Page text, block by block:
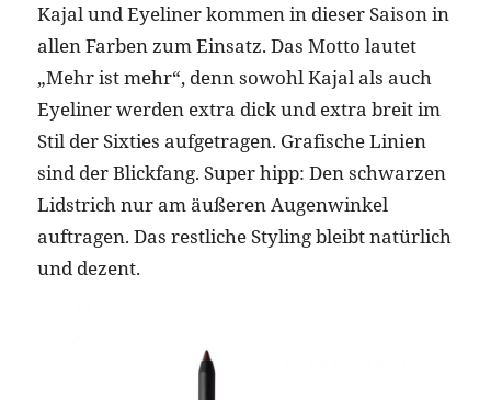
Kajal und Eyeliner kommen in dieser Saison in
allen Farben zum Einsatz. Das Motto lautet
„Mehr ist mehr“, denn sowohl Kajal als auch
Eyeliner werden extra dick und extra breit im
Stil der Sixties aufgetragen. Grafische Linien
sind der Blickfang. Super hipp: Den schwarzen
Lidstrich nur am äußeren Augenwinkel
auftragen. Das restliche Styling bleibt natürlich
und dezent.